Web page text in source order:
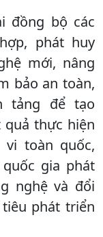
đồng bộ các
phát huy
mới, nâng
bảo an toàn,
tảng để tạo
quả thực hiện
toàn quốc,
gia phát
nghệ và đổi
phát triển